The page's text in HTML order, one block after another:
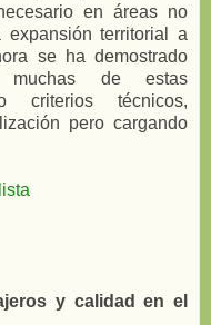
en áreas no
expansión territorial a
se ha demostrado
muchas de estas
criterios técnicos,
pero cargando
y calidad en el